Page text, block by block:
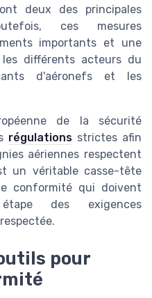
deux des principales
ces mesures
importants et une
différents acteurs du
d'aéronefs et les
de la sécurité
régulations strictes afin
aériennes respectent
un véritable casse-tête
conformité qui doivent
des exigences
pour